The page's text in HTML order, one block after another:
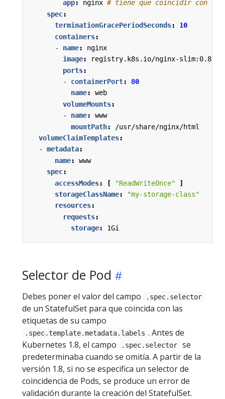
app: nginx # tiene que coincidir con
spec:
terminationGracePeriodSeconds:
10
containers:
- name:
nginx
image:
registry.k8s.io/nginx-slim:0.8
ports:
- containerPort:
80
name:
web
volumeMounts:
- name:
www
mountPath:
/usr/share/nginx/html
volumeClaimTemplates:
- metadata:
name:
www
spec:
accessModes: [ "ReadWriteOnce"
]
storageClassName:
"my-storage-class"
resources:
requests:
storage: 1Gi
Selector de Pod
Debes poner el valor del campo .spec.selector
de un StatefulSet para que coincida con las
etiquetas de su campo
.spec.template.metadata.labels . Antes de
Kubernetes 1.8, el campo
.spec.selector
se
predeterminaba cuando se omitía. A partir de la
versión 1.8, si no se especifica un selector de
coincidencia de Pods, se produce un error de
validación durante la creación del StatefulSet.